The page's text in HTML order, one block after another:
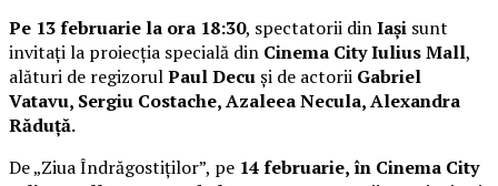
Pe 13 februarie la ora 18:30, spectatorii dinIași sunt
invitați la proiecția specială din Cinema City Iulius Mall,
alături de regizorulPaul Decuși de actorii Gabriel
Vatavu, Sergiu Costache, Azaleea Necula, Alexandra
Răduță.
De „Ziua Îndrăgostiților”, pe 14 februarie, în Cinema City